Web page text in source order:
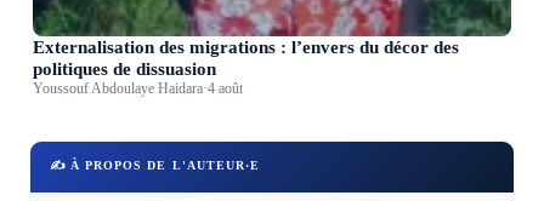
Externalisation des migrations : l’envers du décor des
politiques de dissuasion
Youssouf Abdoulaye Haidara·4 août
✍️ À PROPOS DE L'AUTEUR·E